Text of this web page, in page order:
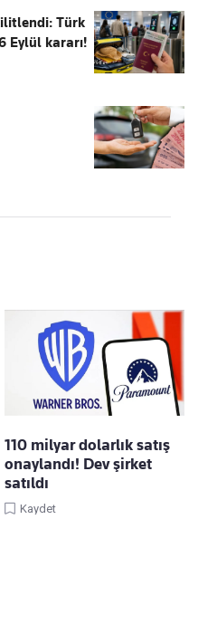
Türk
Eylül kararı!
110 milyar dolarlık satış
onaylandı! Dev şirket
satıldı
Kaydet